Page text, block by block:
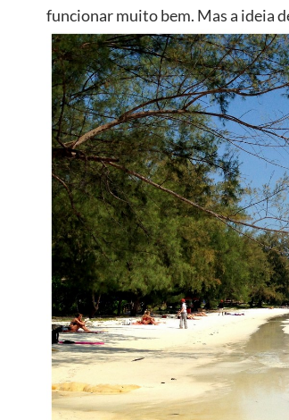
funcionar muito bem. Mas a ideia